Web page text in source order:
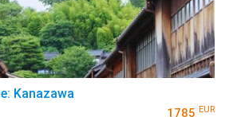
Kanazawa
1785 EUR